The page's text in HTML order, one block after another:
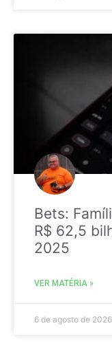
Bets:
R$ 62,5
2025
VER MATÉRIA »
6 de agosto de 2026